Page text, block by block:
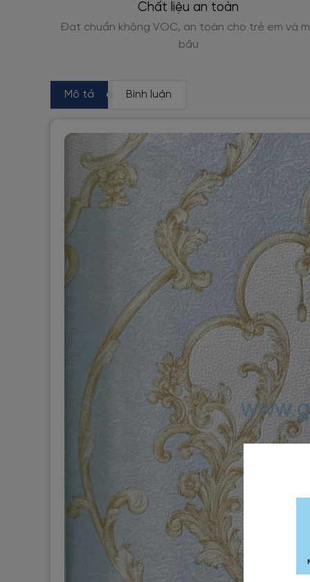
Giao hàng toàn quốc
Đóng gói, giao nhanh từ 1-3 ngày
Mô tả Bình luận